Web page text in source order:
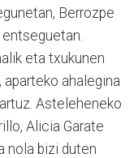
Berrozpe
eta txukunen
ahalegina
Asteleheneko
Alicia Garate
nola bizi duten